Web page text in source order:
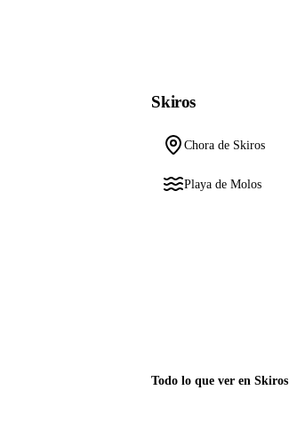
Skiros
Chora de Skiros
Playa de Molos
Todo lo que ver en Skiros